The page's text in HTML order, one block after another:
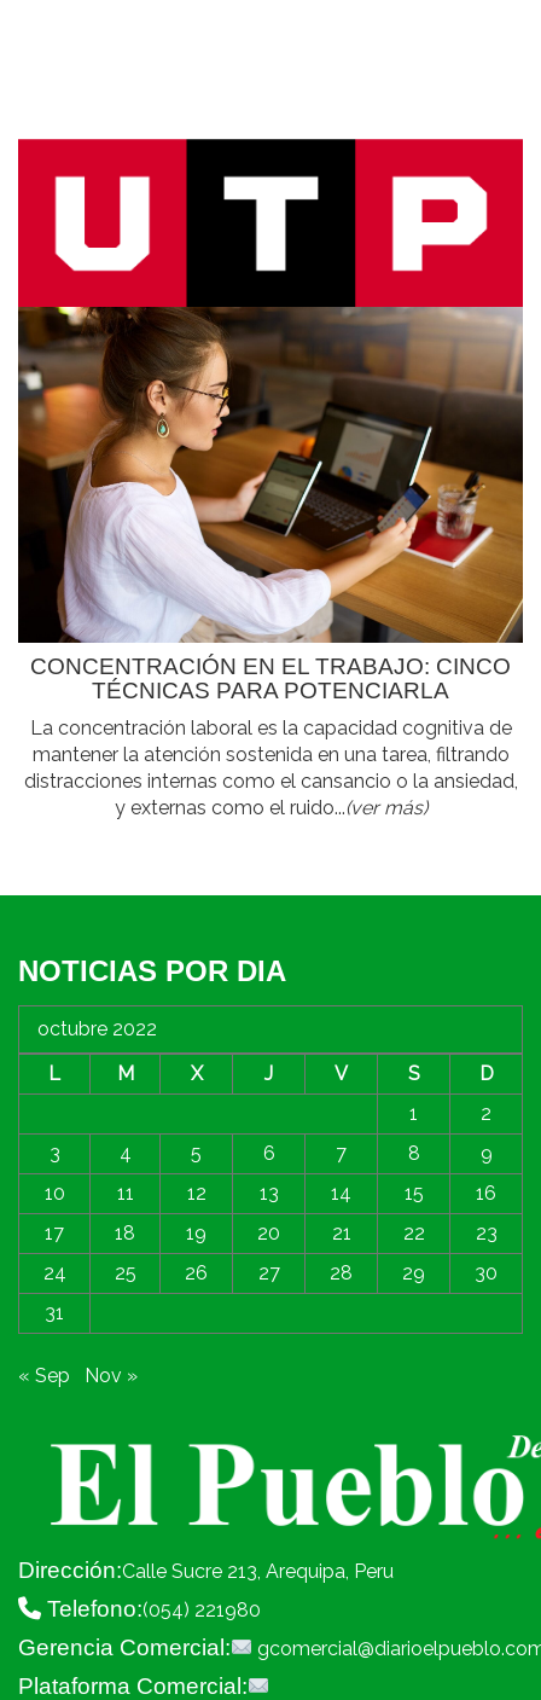
CONCENTRACIÓN EN EL TRABAJO: CINCO
TÉCNICAS PARA POTENCIARLA
La concentración laboral es la capacidad cognitiva de
mantener la atención sostenida en una tarea, filtrando
distracciones internas como el cansancio o la ansiedad,
y externas como el ruido...(ver más)
NOTICIAS POR DIA
octubre 2022
L
M X J V S
D
1
2
3
4 5 6 7 8
9
10
11 12 13 14 15
16
17
18 19 20 21 22
23
24
25 26 27 28 29
30
31
« Sep Nov »
Dirección:Calle Sucre 213, Arequipa, Peru
Telefono:(054) 221980
Gerencia Comercial:
Plataforma Comercial: